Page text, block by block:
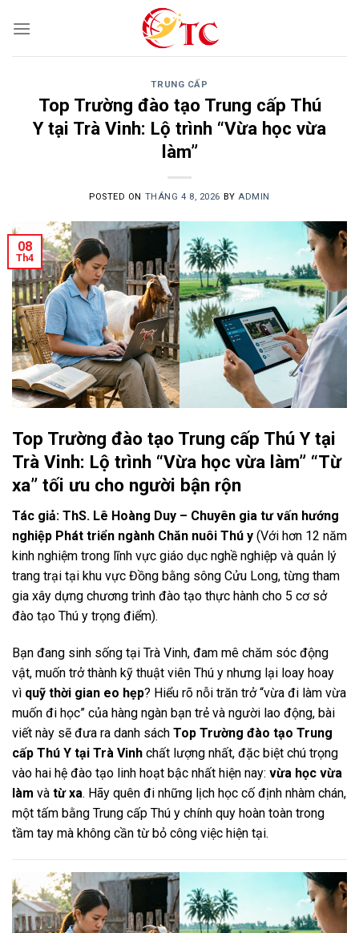
TRUNG CẤP
Top Trường đào tạo Trung cấp Thú
Y tại Trà Vinh: Lộ trình “Vừa học vừa
làm”
POSTED ON THÁNG 4 8, 2026 BY ADMIN
08
Th4
Top Trường đào tạo Trung cấp Thú Y tại
Trà Vinh: Lộ trình “Vừa học vừa làm” “Từ
xa” tối ưu cho người bận rộn
Tác giả: ThS. Lê Hoàng Duy – Chuyên gia tư vấn hướng
nghiệp Phát triển ngành Chăn nuôi Thú y (Với hơn 12 năm
kinh nghiệm trong lĩnh vực giáo dục nghề nghiệp và quản lý
trang trại tại khu vực Đồng bằng sông Cửu Long, từng tham
gia xây dựng chương trình đào tạo thực hành cho 5 cơ sở
đào tạo Thú y trọng điểm).
Bạn đang sinh sống tại Trà Vinh, đam mê chăm sóc động
vật, muốn trở thành kỹ thuật viên Thú y nhưng lại loay hoay
vì quỹ thời gian eo hẹp? Hiểu rõ nỗi trăn trở “vừa đi làm vừa
muốn đi học” của hàng ngàn bạn trẻ và người lao động, bài
viết này sẽ đưa ra danh sách Top Trường đào tạo Trung
cấp Thú Y tại Trà Vinh chất lượng nhất, đặc biệt chú trọng
vào hai hệ đào tạo linh hoạt bậc nhất hiện nay: vừa học vừa
làm và từ xa. Hãy quên đi những lịch học cố định nhàm chán,
một tấm bằng Trung cấp Thú y chính quy hoàn toàn trong
tầm tay mà không cần từ bỏ công việc hiện tại.